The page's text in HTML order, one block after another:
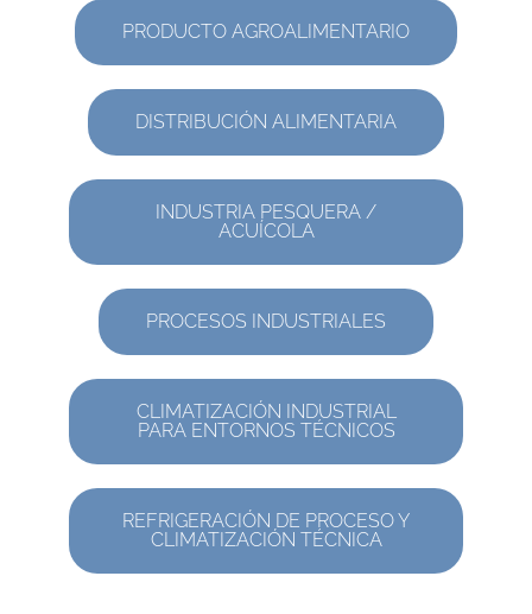
PRODUCTO AGROALIMENTARIO
DISTRIBUCIÓN ALIMENTARIA
INDUSTRIA PESQUERA /
ACUÍCOLA
PROCESOS INDUSTRIALES
CLIMATIZACIÓN INDUSTRIAL
PARA ENTORNOS TÉCNICOS
REFRIGERACIÓN DE PROCESO Y
CLIMATIZACIÓN TÉCNICA